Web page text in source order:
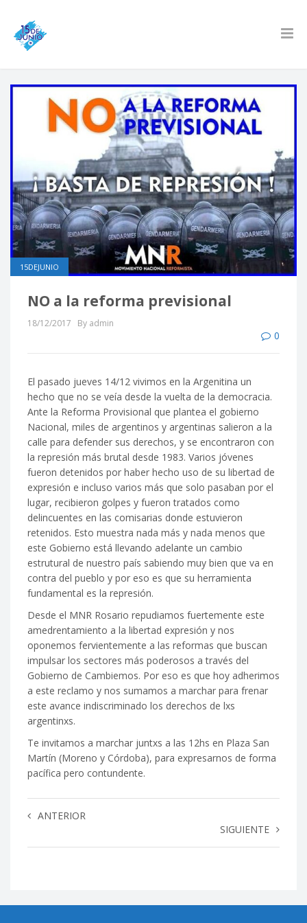
15DEJUNIO
NO a la reforma previsional
18/12/2017 By admin
0
El pasado jueves 14/12 vivimos en la Argenitina un
hecho que no se veía desde la vuelta de la democracia.
Ante la Reforma Provisional que plantea el gobierno
Nacional, miles de argentinos y argentinas salieron a la
calle para defender sus derechos, y se encontraron con
la represión más brutal desde 1983. Varios jóvenes
fueron detenidos por haber hecho uso de su libertad de
expresión e incluso varios más que solo pasaban por el
lugar, recibieron golpes y fueron tratados como
delincuentes en las comisarias donde estuvieron
retenidos. Esto muestra nada más y nada menos que
este Gobierno está llevando adelante un cambio
estrutural de nuestro país sabiendo muy bien que va en
contra del pueblo y por eso es que su herramienta
fundamental es la represión.
Desde el MNR Rosario repudiamos fuertemente este
amedrentamiento a la libertad expresión y nos
oponemos fervientemente a las reformas que buscan
impulsar los sectores más poderosos a través del
Gobierno de Cambiemos. Por eso es que hoy adherimos
a este reclamo y nos sumamos a marchar para frenar
este avance indiscriminado los derechos de lxs
argentinxs.
Te invitamos a marchar juntxs a las 12hs en Plaza San
Martín (Moreno y Córdoba), para expresarnos de forma
pacífica pero contundente.
ANTERIOR
SIGUIENTE